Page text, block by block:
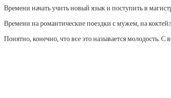
Времени начать учить новый язык и поступить в
Времени на романтические поездки с мужем, на
Понятно, конечно, что все это называется молодость.